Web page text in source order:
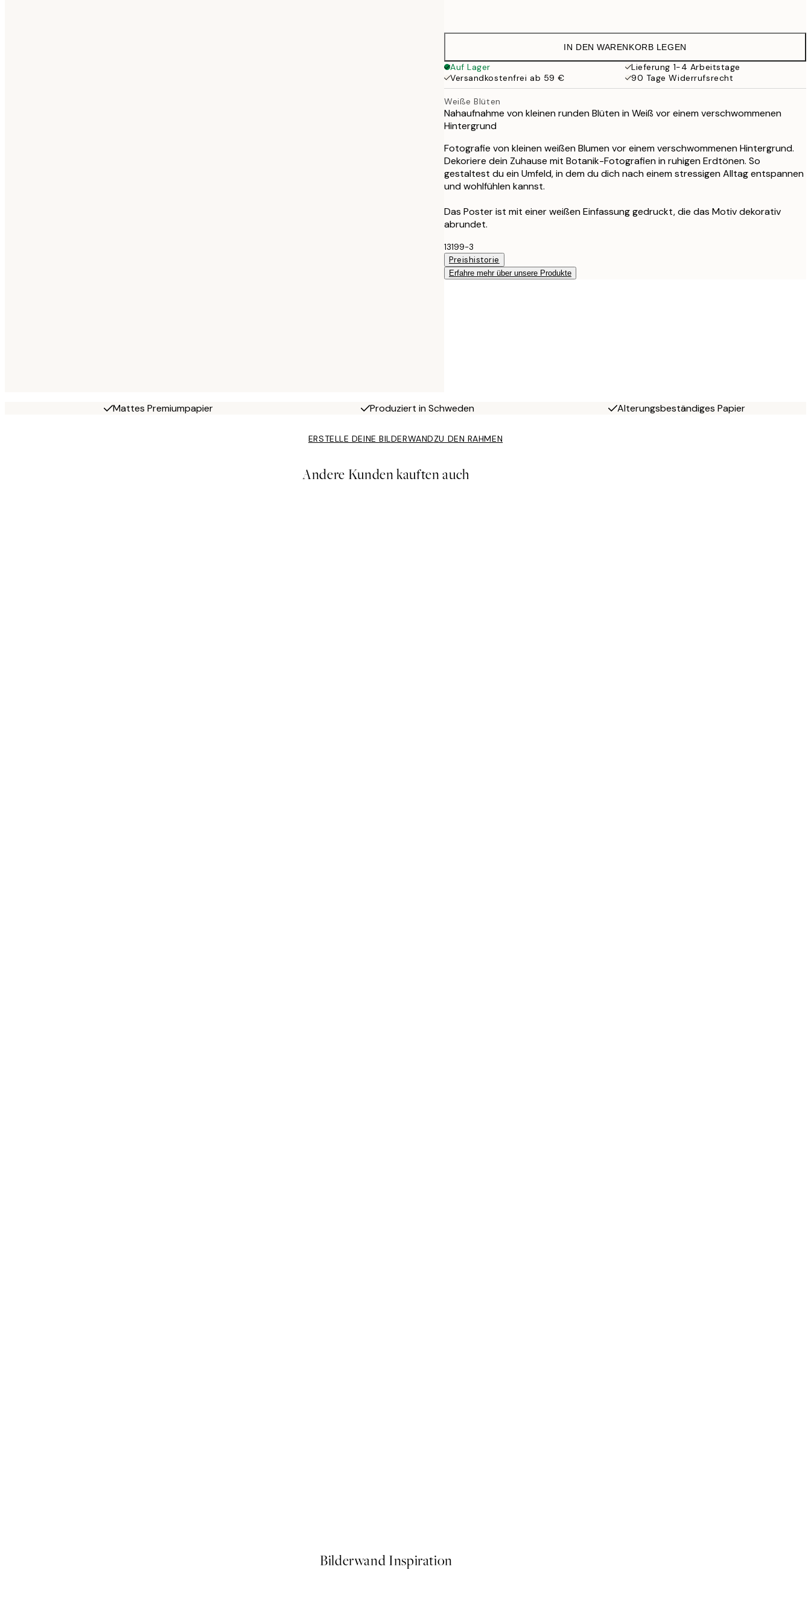
13 €
21,95 €
40x50 cm
27,45 €
50x70 cm
35,95 €
49 €
IN DEN WARENKORB LEGEN
Auf Lager
Lieferung 1-4 Arbeitstage
Versandkostenfrei ab 59 €
90 Tage Widerrufsrecht
Weiße Blüten
Nahaufnahme von kleinen runden Blüten in Weiß vor einem verschwommenen
Hintergrund
Fotografie von kleinen weißen Blumen vor einem verschwommenen Hintergrund.
Dekoriere dein Zuhause mit Botanik-Fotografien in ruhigen Erdtönen. So
gestaltest du ein Umfeld, in dem du dich nach einem stressigen Alltag entspannen
und wohlfühlen kannst.
Das Poster ist mit einer weißen Einfassung gedruckt, die das Motiv dekorativ
abrundet.
13199-3
Preishistorie
Erfahre mehr über unsere Produkte
Mattes Premiumpapier Produziert in Schweden Alterungsbeständiges Papier
ERSTELLE DEINE BILDERWANDZU DEN RAHMEN
Andere Kunden kauften auch
Bilderwand Inspiration